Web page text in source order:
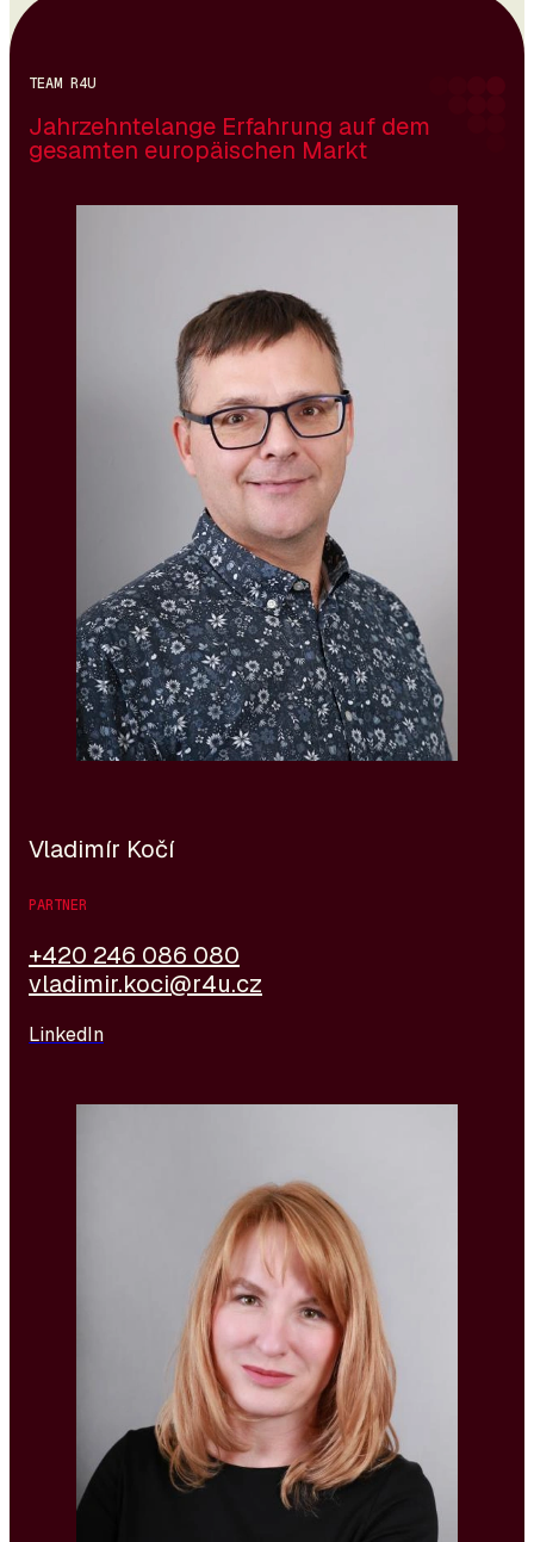
TEAM R4U
Jahrzehntelange Erfahrung auf dem
gesamten europäischen Markt
Prag. Während seines Studiums arbeitete er in
Vertriebspositionen bei einem lokalen IT-
Unternehmen, nach dem Abschluss wechselte er als
Vertriebsmitarbeiter zu einem internationalen IT-
Unternehmen. Im Jahr 2000 nahm er ein Angebot
einer Executive-Search-Gesellschaft mit
Spezialisierung auf die Sektoren IT und Telco an,
arbeitete für zwei internationale Executive-Search-
Firmen und war 2006 an der Gründung von R4U
beteiligt. Seit mehr als 25 Jahren widmet er sich der
Besetzung von Rollen im ICT-Segment, insbesondere
in den Bereichen Vertrieb, Presales,
Projektmanagement und Management.
Vladimír Kočí
PARTNER
+420 246 086 080
vladimir.koci@r4u.cz
LinkedIn
Personalmanagement an der Philosophischen
Fakultät der Karls-Universität in Prag. Im Bereich HR
und Recruitment arbeitet sie seit dem Jahr 2000.
1997. Bei R4U ist sie Gründungsmitglied,
Geschäftsführerin und Senior Consultant. In ihrem
Berufsleben hat sie über 10.000
Vorstellungsgespräche mit Kandidaten und hunderte
Verhandlungen mit Kunden geführt. Vor R4U arbeitete
sie in Banken und im FMCG-Bereich. Sie konzentriert
sich auf die Suche nach Kandidaten in den Bereichen
Finanzen, Versicherungswesen, Marketing &
Kommunikation, HR, Recht sowie auf verschiedene
„unbesetzbare Positionen“. Sie ist stolze Inhaberin